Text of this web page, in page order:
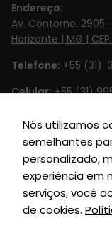
Endereço:
Av. Contorno, 2905
Horizonte | MG |
Telefone: +55 (31)
Celular:+55 (31)
Email:
Horário de
SIGA-NOS
Nós utilizamos
semelhantes
personalizado,
experiência em
serviços, você
de cookies.